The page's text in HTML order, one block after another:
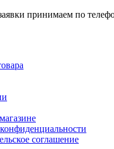
принимаем по
соглашение